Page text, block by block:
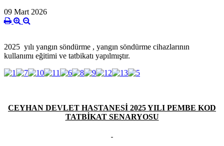
09 Mart 2026
2025 yılı yangın söndürme , yangın söndürme cihazlarının
kullanımı eğitimi ve tatbikatı yapılmıştır.
CEYHAN DEVLET HASTANESİ 2025 YILI PEMBE KOD
TATBİKAT SENARYOSU